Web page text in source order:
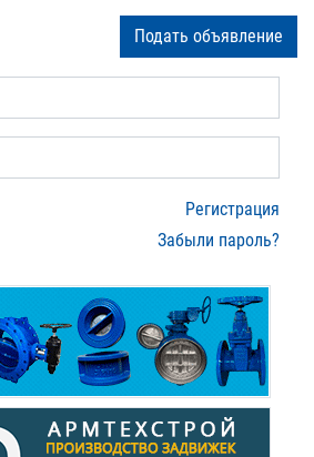
Подать объявление
Регистрация
Забыли пароль?